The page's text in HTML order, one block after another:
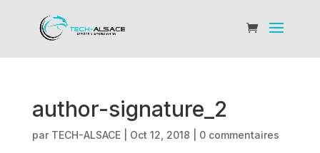
author-signature_2
par TECH-ALSACE| Oct 12, 2018 0 commentaires